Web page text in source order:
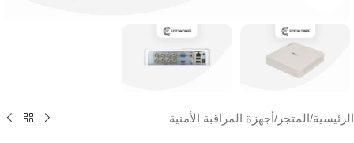
الرئيسية/المتجر /أجهزة المراقبة الأمنية